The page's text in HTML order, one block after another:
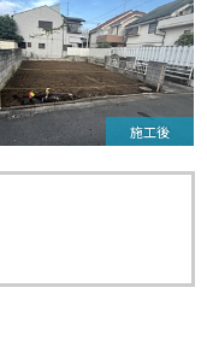
施工後